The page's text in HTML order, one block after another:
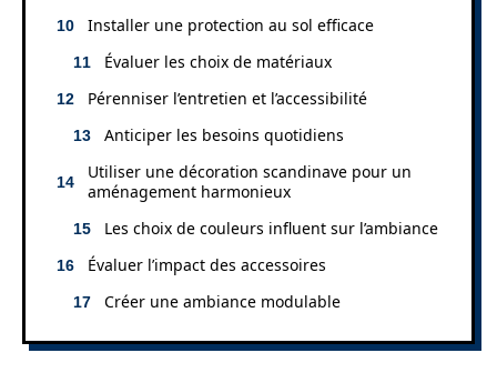
Installer une protection au sol efficace
Évaluer les choix de matériaux
Pérenniser l’entretien et l’accessibilité
Anticiper les besoins quotidiens
Utiliser une décoration scandinave pour un
aménagement harmonieux
Les choix de couleurs influent sur l’ambiance
Évaluer l’impact des accessoires
Créer une ambiance modulable